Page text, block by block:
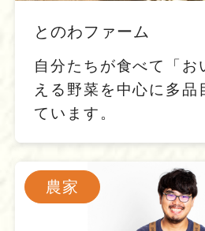
とのわファーム
自分たちが食べて「お
える野菜を中心に多品
ています。
農家